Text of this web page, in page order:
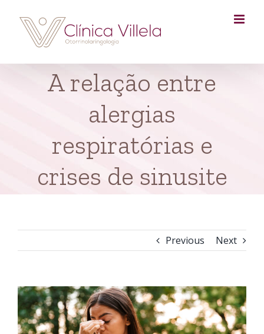
content
A relação entre
alergias
respiratórias e
crises de sinusite
Previous Next
View
Larger
Image